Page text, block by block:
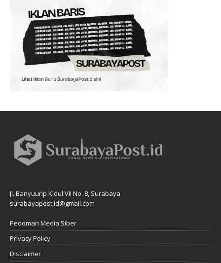
Jl. Banyuurip Kidul VII No. 8, Surabaya.
surabayapost.id@gmail.com
Pedoman Media Siber
Privacy Policy
Disclaimer